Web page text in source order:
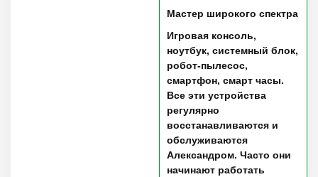
Мастер широкого спектра
Игровая консоль,
ноутбук, системный блок,
робот-пылесос,
смартфон, смарт часы.
Все эти устройства
регулярно
восстанавливаются и
обслуживаются
Александром. Часто они
начинают работать